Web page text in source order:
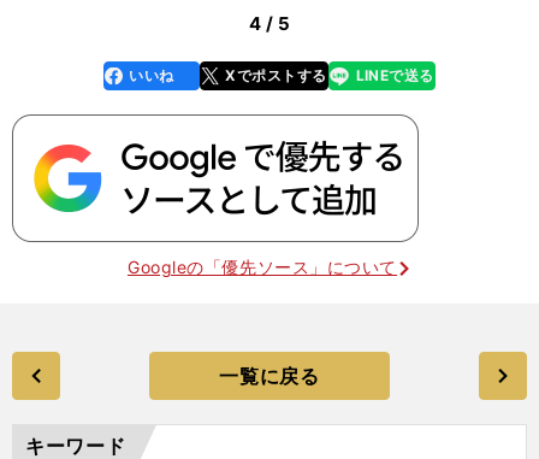
4 / 5
faceboo
k
いいね Xでポストする
line LINEで送る
Googleの「優先ソース」について
一覧に戻る
キーワード